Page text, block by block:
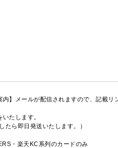
】メールが配信されますので、記載リ
たします。
たら即日発送いたします。）
・楽天KC系列のカードのみ